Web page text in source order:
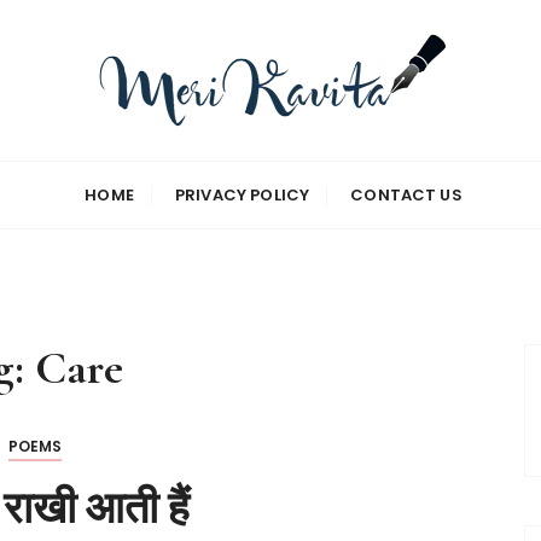
HOME PRIVACY POLICY CONTACT US
Care
POEMS
आती हैं